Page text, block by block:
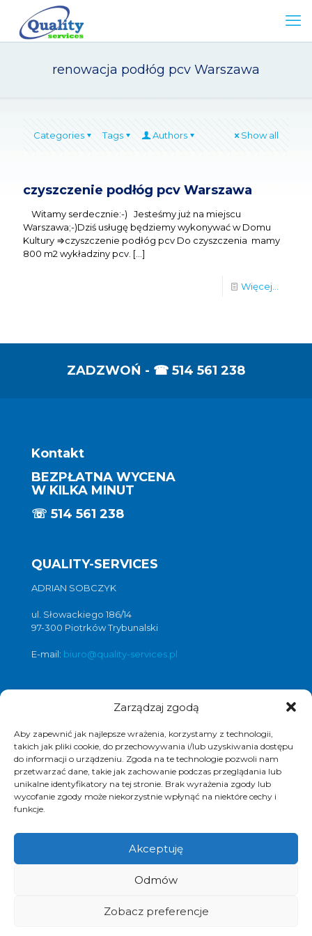
Zarządzaj zgodą
Aby zapewnić jak najlepsze wrażenia, korzystamy z technologii,
takich jak pliki cookie, do przechowywania i/lub uzyskiwania dostępu
do informacji o urządzeniu. Zgoda na te technologie pozwoli nam
przetwarzać dane, takie jak zachowanie podczas przeglądania lub
unikalne identyfikatory na tej stronie. Brak wyrażenia zgody lub
wycofanie zgody może niekorzystnie wpłynąć na niektóre cechy i
funkcje.
Akceptuję
Odmów
Zobacz preferencje
renowacja podłóg pcv Warszawa
Categories Tags Authors Show all
czyszczenie podłóg pcv Warszawa
Witamy serdecznie:-) Jesteśmy już na miejscu
Warszawa;-)Dziś usługę będziemy wykonywać w Domu
Kultury ⇒czyszczenie podłóg pcv Do czyszczenia mamy
800 m2 wykładziny pcv. […]
Więcej...
ZADZWOŃ - ☎ 514 561 238
Kontakt
BEZPŁATNA WYCENA
W KILKA MINUT
☏ 514 561 238
QUALITY-SERVICES
ADRIAN SOBCZYK
ul. Słowackiego 186/14
97-300 Piotrków Trybunalski
E-mail: biuro@quality-services.pl
Oferta usług czyszczenia posadzek i
czyszczenie posadzek Warszawa,
czyszczenie posadzek Łódź,
czyszczenie posadzek Poznań,
czyszczenie posadzek Katowice,
czyszczenia obiektów, polimeryzacja posadzek.
piotrkow.pl